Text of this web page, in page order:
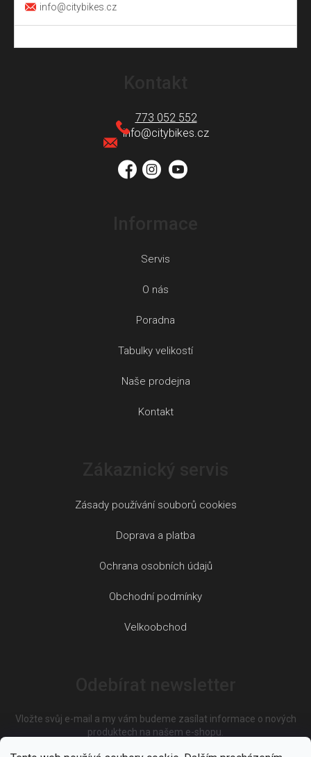
info@citybikes.cz
info@citybikes.cz
773 052 552
Servis
O nás
Poradna
Tabulky velikostí
Naše prodejna
Kontakt
Zásady používání souborů cookies
Doprava a platba
Ochrana osobních údajů
Obchodní podmínky
Velkoobchod
Vložte svůj e-mail a my vám budeme zasílat informace o nových
produktech na našem e-shopu.